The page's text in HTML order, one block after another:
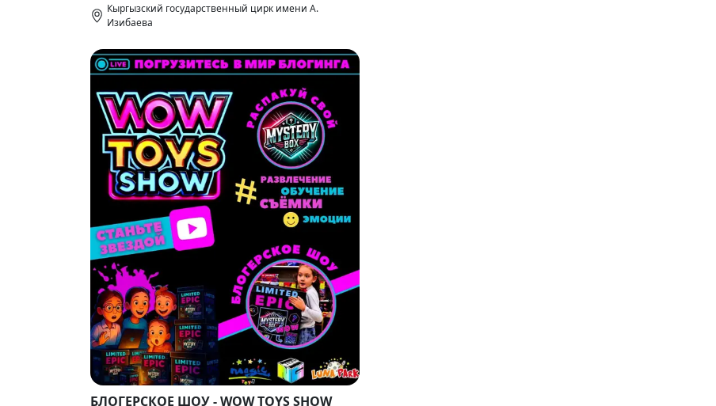
Кыргызский государственный цирк имени А.
Изибаева
БЛОГЕРСКОЕ ШОУ - WOW TOYS SHOW